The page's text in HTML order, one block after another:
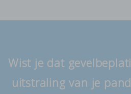
Wist je dat
uitstraling van je